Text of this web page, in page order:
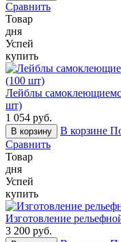
Сравнить
Товар
дня
Успей
купить
Лейблы
шт)
1 054 руб.
В корзину В корзине
Сравнить
Товар
дня
Успей
купить
Изготовление
3 200 руб.